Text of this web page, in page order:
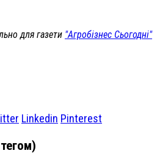
для газети "Агробізнес Сьогодні"
Linkedin Pinterest